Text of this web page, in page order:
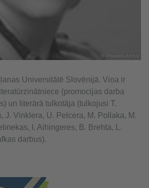
© Privates Archiv
Universitātē Slovēnijā. Viņa ir
(promocijas darba
un literārā tulkotāja (tulkojusi T.
J. Vinklera, U. Pelcera, M. Pollaka, M.
I. Aihingeres, B. Brehta, L.
darbus).